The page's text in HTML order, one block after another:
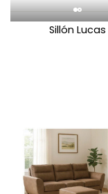
Sillón Lucas